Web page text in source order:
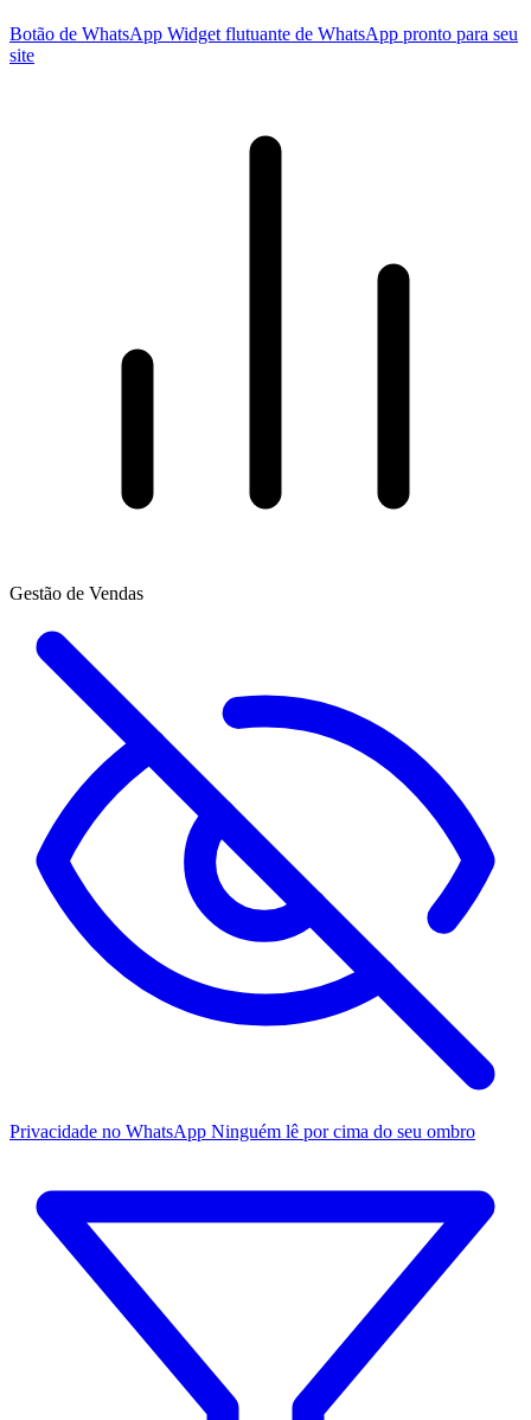
Botão de WhatsApp Widget flutuante de WhatsApp pronto para seu
site
Gestão de Vendas
Privacidade no WhatsApp Ninguém lê por cima do seu ombro